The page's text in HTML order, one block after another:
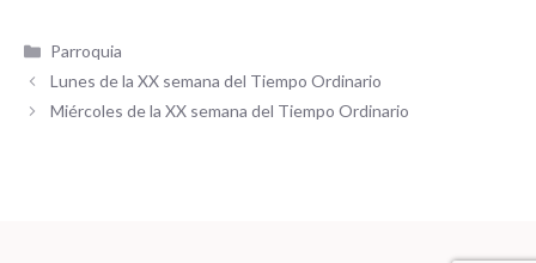
Categorías
Parroquia
Lunes de la XX semana del Tiempo Ordinario
Miércoles de la XX semana del Tiempo Ordinario